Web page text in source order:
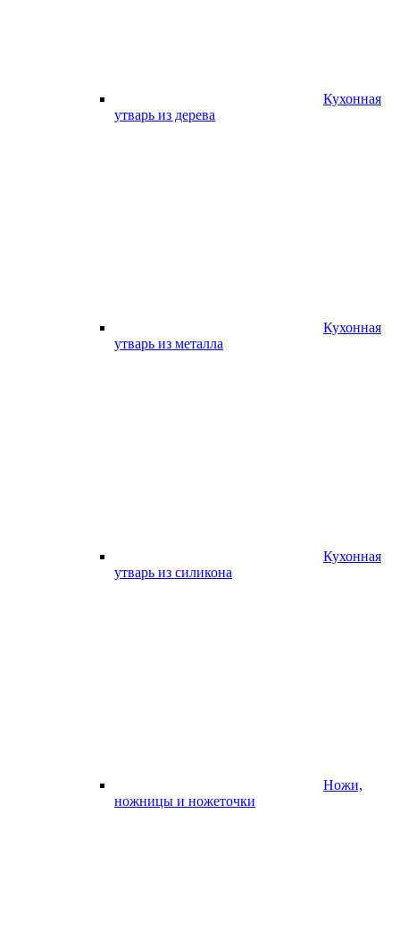
Кухонная
утварь из дерева
Кухонная
утварь из металла
Кухонная
утварь из силикона
Ножи,
ножницы и ножеточки